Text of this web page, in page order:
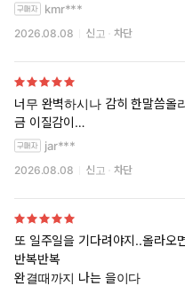
kmr***
2026.08.08 신고 차단
너무 완벽하시나 감히 한말씀올
금 이질감이…
jar***
2026.08.08 신고 차단
또 일주일을 기다려야지..올라오
반복반복
완결때까지 나는 을이다